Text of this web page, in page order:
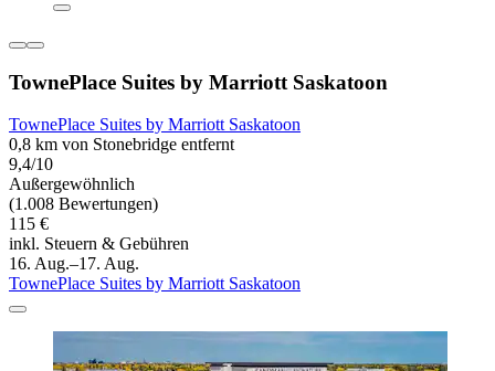
TownePlace Suites by Marriott Saskatoon
TownePlace Suites by Marriott Saskatoon
0,8 km von Stonebridge entfernt
9,4/10
Außergewöhnlich
(1.008 Bewertungen)
115 €
inkl. Steuern & Gebühren
16. Aug.–17. Aug.
TownePlace Suites by Marriott Saskatoon